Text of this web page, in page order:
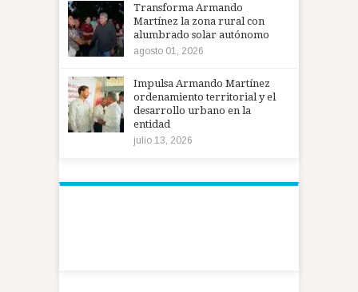
Transforma Armando
Martínez la zona rural con
alumbrado solar autónomo
agosto 01, 2026
Impulsa Armando Martínez
ordenamiento territorial y el
desarrollo urbano en la
entidad
julio 13, 2026